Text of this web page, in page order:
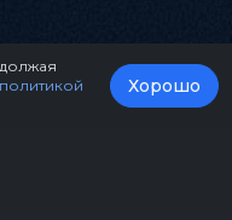
политикой
Хорошо